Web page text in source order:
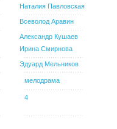
Наталия Павловская
Всеволод Аравин
Александр Кушаев
Ирина Смирнова
Эдуард Мельников
мелодрама
4